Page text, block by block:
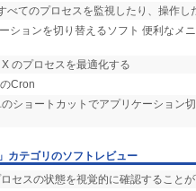
べてのプロセスを監視したり、操作し
ションを切り替えるソフト 便利なメ
のプロセスを最適化する
Cron
ショートカットでアプリケーション
カテゴリのソフトレビュー
セスの状態を視覚的に確認すること